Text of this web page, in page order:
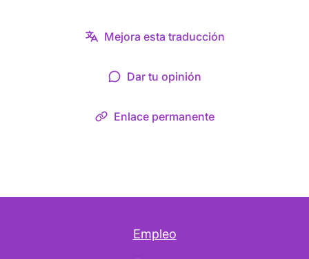
Mejora esta traducción
Dar tu opinión
Enlace permanente
Empleo